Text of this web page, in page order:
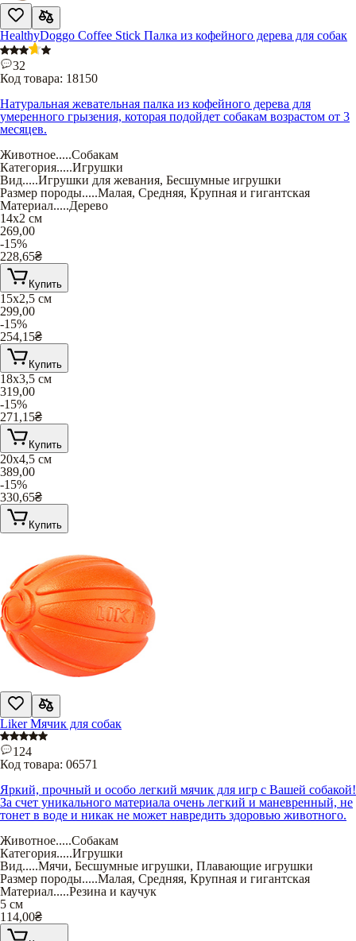
HealthyDoggo Coffee Stick Палка из кофейного дерева для собак
32
Код товара: 18150
Натуральная жевательная палка из кофейного дерева для
умеренного грызения, которая подойдет собакам возрастом от 3
месяцев.
Животное.....Собакам
Категория.....Игрушки
Вид.....Игрушки для жевания, Бесшумные игрушки
Размер породы.....Малая, Средняя, Крупная и гигантская
Материал.....Дерево
14х2 см
269,00
-15%
228,65₴
Купить
15х2,5 см
299,00
-15%
254,15₴
Купить
18х3,5 см
319,00
-15%
271,15₴
Купить
20х4,5 см
389,00
-15%
330,65₴
Купить
Liker Мячик для собак
124
Код товара: 06571
Яркий, прочный и особо легкий мячик для игр с Вашей собакой!
За счет уникального материала очень легкий и маневренный, не
тонет в воде и никак не может навредить здоровью животного.
Животное.....Собакам
Категория.....Игрушки
Вид.....Мячи, Бесшумные игрушки, Плавающие игрушки
Размер породы.....Малая, Средняя, Крупная и гигантская
Материал.....Резина и каучук
5 см
114,00₴